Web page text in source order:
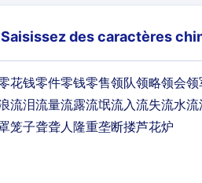
Saisissez des caractères